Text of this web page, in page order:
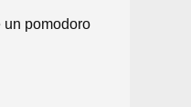
un pomodoro